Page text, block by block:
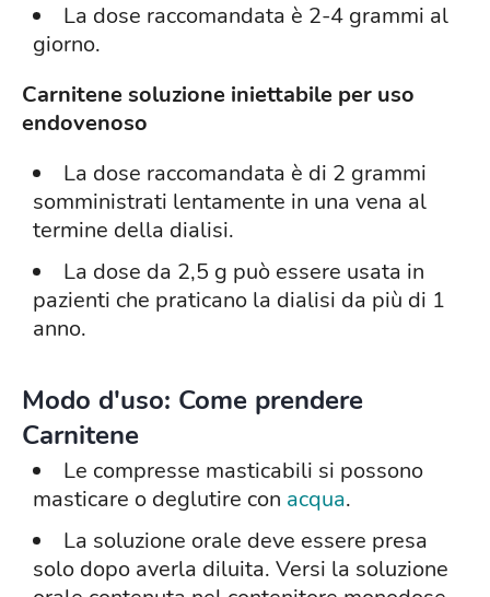
La dose raccomandata è 2-4 grammi al
giorno.
Carnitene soluzione iniettabile per uso
endovenoso
La dose raccomandata è di 2 grammi
somministrati lentamente in una vena al
termine della dialisi.
La dose da 2,5 g può essere usata in
pazienti che praticano la dialisi da più di 1
anno.
Modo d'uso: Come prendere
Carnitene
Le compresse masticabili si possono
masticare o deglutire con acqua.
La soluzione orale deve essere presa
solo dopo averla diluita. Versi la soluzione